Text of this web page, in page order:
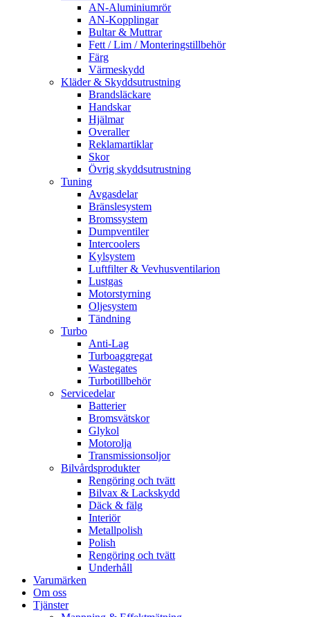
AN-Aluminiumrör
AN-Kopplingar
Bultar & Muttrar
Fett / Lim / Monteringstillbehör
Färg
Värmeskydd
Kläder & Skyddsutrustning
Brandsläckare
Handskar
Hjälmar
Overaller
Reklamartiklar
Skor
Övrig skyddsutrustning
Tuning
Avgasdelar
Bränslesystem
Bromssystem
Dumpventiler
Intercoolers
Kylsystem
Luftfilter & Vevhusventilarion
Lustgas
Motorstyrning
Oljesystem
Tändning
Turbo
Anti-Lag
Turboaggregat
Wastegates
Turbotillbehör
Servicedelar
Batterier
Bromsvätskor
Glykol
Motorolja
Transmissionsoljor
Bilvårdsprodukter
Rengöring och tvätt
Bilvax & Lackskydd
Däck & fälg
Interiör
Metallpolish
Polish
Rengöring och tvätt
Underhåll
Varumärken
Om oss
Tjänster